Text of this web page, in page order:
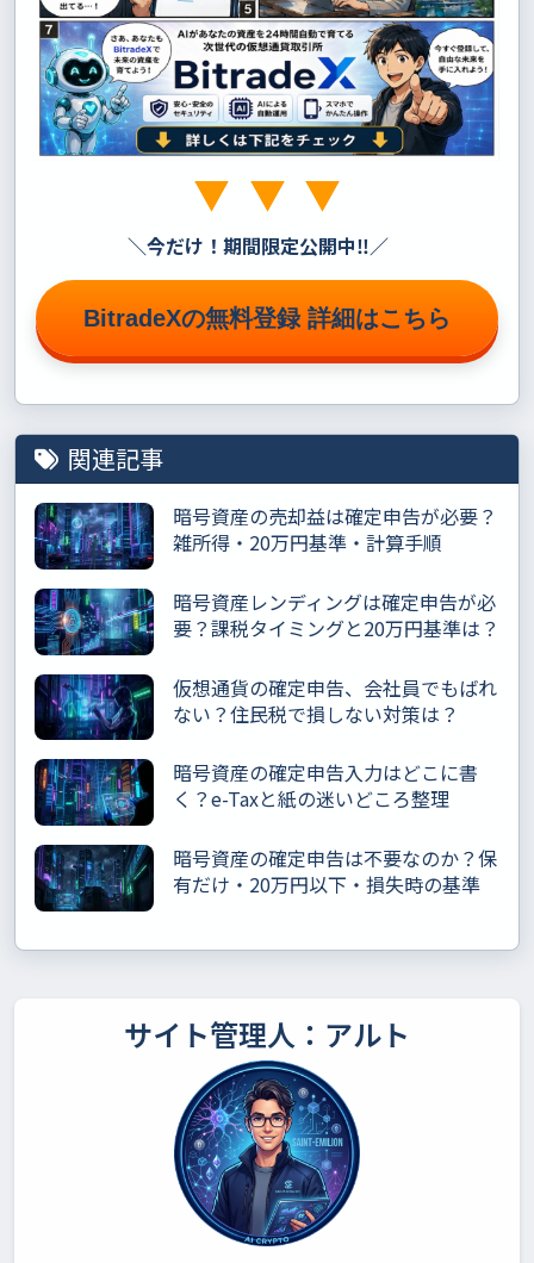
＼今だけ！期間限定公開中‼／
BitradeXの無料登録 詳細はこちら
関連記事
暗号資産の売却益は確定申告が必要？
雑所得・20万円基準・計算手順
暗号資産レンディングは確定申告が必
要？課税タイミングと20万円基準は？
仮想通貨の確定申告、会社員でもばれ
ない？住民税で損しない対策は？
暗号資産の確定申告入力はどこに書
く？e-Taxと紙の迷いどころ整理
暗号資産の確定申告は不要なのか？保
有だけ・20万円以下・損失時の基準
サイト管理人：アルト